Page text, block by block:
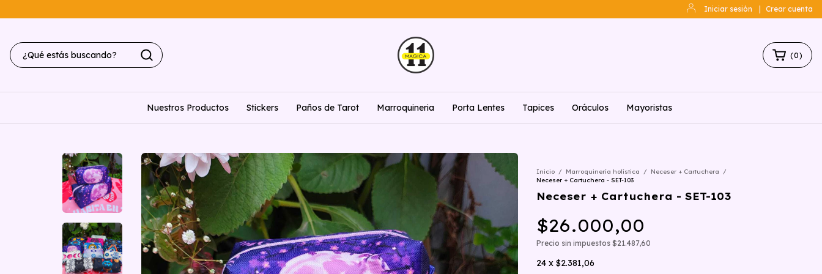
Iniciar sesión Crear cuenta
(0)
Nuestros Productos Stickers Paños de Tarot Marroquineria Porta Lentes Tapices Oráculos Mayoristas
Inicio / Marroquinería holística / Neceser + Cartuchera
/
Neceser + Cartuchera - SET-103
Neceser + Cartuchera - SET-103
$26.000,00
Precio sin impuestos $21.487,60
24 x $2.381,06